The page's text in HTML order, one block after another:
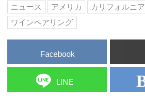
ニュース アメリカ カリフォルニア
ワインペアリング
Facebook
LINE